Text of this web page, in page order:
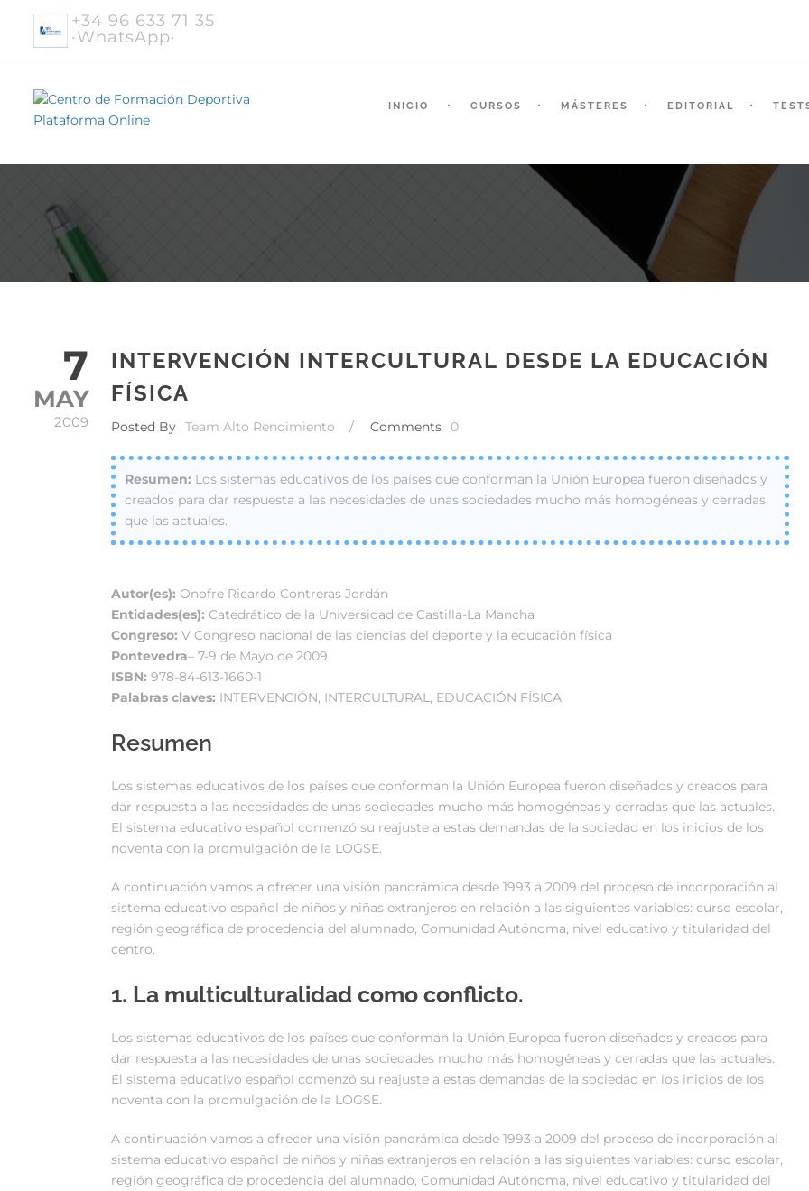
+34 96 633 71 35
·WhatsApp·
INICIO CURSOS MÁSTERES EDITORIAL
7
MAY
2009
INTERVENCIÓN INTERCULTURAL DESDE LA EDUCACIÓN
FÍSICA
Posted By Team Alto Rendimiento / Comments 0
Los sistemas educativos de los países que conforman la Unión Europea fueron diseñados y
creados para dar respuesta a las necesidades de unas sociedades mucho más homogéneas y cerradas
que las actuales.
Autor(es): Onofre Ricardo Contreras Jordán
Entidades(es): Catedrático de la Universidad de Castilla-La Mancha
Congreso: V Congreso nacional de las ciencias del deporte y la educación física
Pontevedra– 7-9 de Mayo de 2009
ISBN: 978-84-613-1660-1
Palabras claves: INTERVENCIÓN, INTERCULTURAL, EDUCACIÓN FÍSICA
Resumen
Los sistemas educativos de los países que conforman la Unión Europea fueron diseñados y creados para
dar respuesta a las necesidades de unas sociedades mucho más homogéneas y cerradas que las actuales.
El sistema educativo español comenzó su reajuste a estas demandas de la sociedad en los inicios de los
noventa con la promulgación de la LOGSE.
A continuación vamos a ofrecer una visión panorámica desde 1993 a 2009 del proceso de incorporación al
sistema educativo español de niños y niñas extranjeros en relación a las siguientes variables: curso escolar,
región geográfica de procedencia del alumnado, Comunidad Autónoma, nivel educativo y titularidad del
centro.
1. La multiculturalidad como conflicto.
Los sistemas educativos de los países que conforman la Unión Europea fueron diseñados y creados para
dar respuesta a las necesidades de unas sociedades mucho más homogéneas y cerradas que las actuales.
El sistema educativo español comenzó su reajuste a estas demandas de la sociedad en los inicios de los
noventa con la promulgación de la LOGSE.
A continuación vamos a ofrecer una visión panorámica desde 1993 a 2009 del proceso de incorporación al
sistema educativo español de niños y niñas extranjeros en relación a las siguientes variables: curso escolar,
región geográfica de procedencia del alumnado, Comunidad Autónoma, nivel educativo y titularidad del